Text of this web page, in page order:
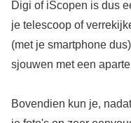
Digi of iScopen is dus
je telescoop of
(met je smartphone
sjouwen met een
Bovendien kun je,